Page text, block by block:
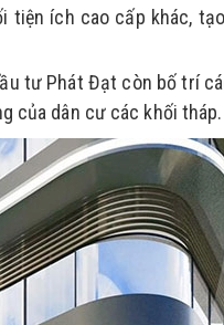
tiện ích cao cấp khác,
tư Phát Đạt còn bố trí
của dân cư các khối tháp.